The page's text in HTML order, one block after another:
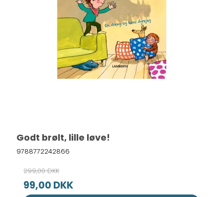
Godt brølt, lille løve!
9788772242866
299,00 DKK
99,00 DKK